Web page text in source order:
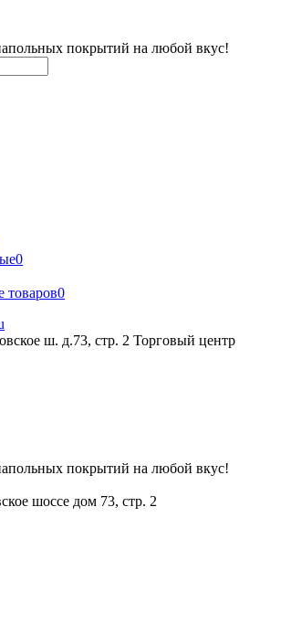
покрытий на любой вкус!
0
товаров0
ш. д.73, стр. 2 Торговый центр
покрытий на любой вкус!
шоссе дом 73, стр. 2